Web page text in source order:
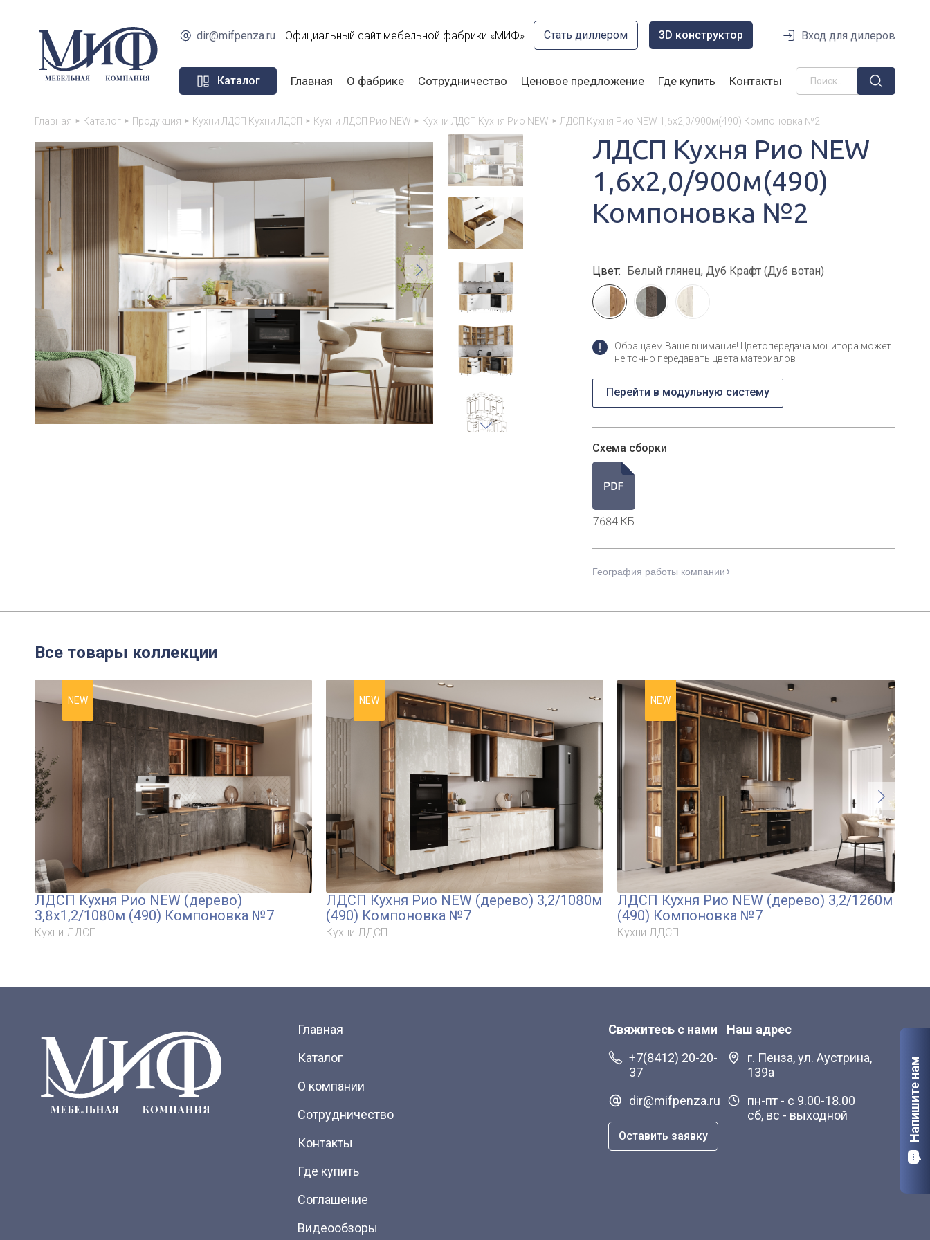
dir@mifpenza.ru Официальный сайт мебельной фабрики «МИФ» Стать диллером 3D конструктор Вход для дилеров
Каталог Главная О фабрике Сотрудничество Ценовое предложение Где купить Контакты
Главная Каталог Продукция Кухни ЛДСП Кухни ЛДСП Кухни ЛДСП Рио NEW Кухни ЛДСП Кухня Рио NEW ЛДСП Кухня Рио NEW 1,6х2,0/900м(490) Компоновка №2
ЛДСП Кухня Рио NEW
1,6х2,0/900м(490)
Компоновка №2
Цвет: Белый глянец, Дуб Крафт (Дуб вотан)
Обращаем Ваше внимание! Цветопередача монитора может
не точно передавать цвета материалов
Перейти в модульную систему
Схема сборки
7684 КБ
География работы компании
Все товары коллекции
NEW
ЛДСП Кухня Рио NEW (дерево)
3,8х1,2/1080м (490) Компоновка №7
Кухни ЛДСП
NEW
ЛДСП Кухня Рио NEW (дерево) 3,2/1080м
(490) Компоновка №7
Кухни ЛДСП
NEW
ЛДСП Кухня Рио NEW (дерево) 3,2/1260м
(490) Компоновка №7
Кухни ЛДСП
Главная
Каталог
О компании
Сотрудничество
Контакты
Где купить
Соглашение
Видеообзоры
Свяжитесь с нами
+7(8412) 20-20-
37
dir@mifpenza.ru
Оставить заявку
Наш адрес
г. Пенза, ул. Аустрина,
139а
пн-пт - с 9.00-18.00
сб, вс - выходной
Напишите нам